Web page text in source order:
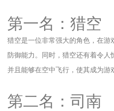
第一名：猎空
猎空是一位非常强大的角色，在游
防御能力。同时，猎空还有着令
并且能够在空中飞行，使其成为游
第二名：司南